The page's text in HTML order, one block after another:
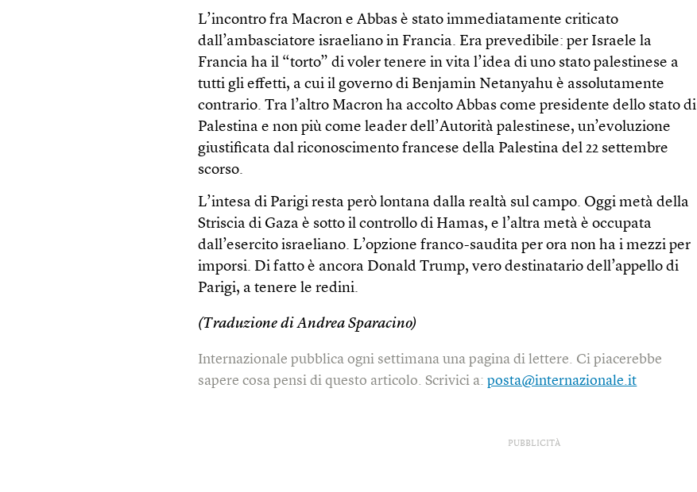
L’incontro fra Macron e Abbas è stato immediatamente criticato
dall’ambasciatore israeliano in Francia. Era prevedibile: per Israele la
Francia ha il “torto” di voler tenere in vita l’idea di uno stato palestinese a
tutti gli effetti, a cui il governo di Benjamin Netanyahu è assolutamente
contrario. Tra l’altro Macron ha accolto Abbas come presidente dello stato di
Palestina e non più come leader dell’Autorità palestinese, un’evoluzione
giustificata dal riconoscimento francese della Palestina del 22 settembre
scorso.
L’intesa di Parigi resta però lontana dalla realtà sul campo. Oggi metà della
Striscia di Gaza è sotto il controllo di Hamas, e l’altra metà è occupata
dall’esercito israeliano. L’opzione franco-saudita per ora non ha i mezzi per
imporsi. Di fatto è ancora Donald Trump, vero destinatario dell’appello di
Parigi, a tenere le redini.
(Traduzione di Andrea Sparacino)
Internazionale pubblica ogni settimana una pagina di lettere. Ci piacerebbe
sapere cosa pensi di questo articolo. Scrivici a:posta@internazionale.it
PUBBLICITÀ